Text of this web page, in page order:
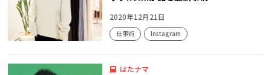
2020年12月21日
仕事術 Instagram
はたナマ